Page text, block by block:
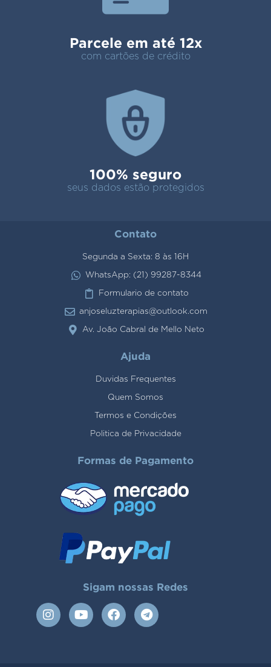
Parcele em até 12x
com cartões de crédito
100% seguro
seus dados estão protegidos
Contato
Segunda a Sexta: 8 às 16H
WhatsApp: (21) 99287-8344
Formulario de contato
anjoseluzterapias@outlook.com
Av. João Cabral de Mello Neto
Ajuda
Duvidas Frequentes
Quem Somos
Termos e Condições
Politica de Privacidade
Formas de Pagamento
Sigam nossas Redes
I
n
Y
o
F
a
T
e